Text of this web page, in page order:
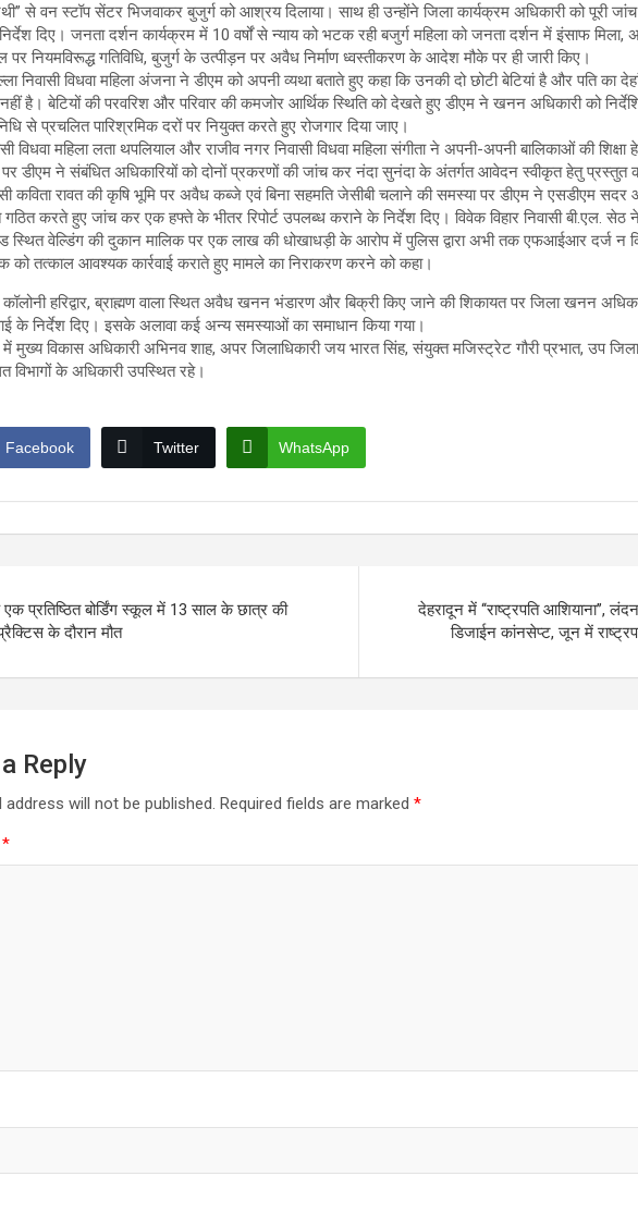
से वन स्टॉप सेंटर भिजवाकर बुजुर्ग को आश्रय दिलाया। साथ ही उन्होंने जिला कार्यक्रम अधिकारी को पूरी जांच
दिए। जनता दर्शन कार्यक्रम में 10 वर्षों से न्याय को भटक रही बजुर्ग महिला को जनता दर्शन में इंसाफ मिला,
नियमविरूद्ध गतिविधि, बुजुर्ग के उत्पीड़न पर अवैध निर्माण ध्वस्तीकरण के आदेश मौके पर ही जारी किए।
निवासी विधवा महिला अंजना ने डीएम को अपनी व्यथा बताते हुए कहा कि उनकी दो छोटी बेटियां है और पति का
है। बेटियों की परवरिश और परिवार की कमजोर आर्थिक स्थिति को देखते हुए डीएम ने खनन अधिकारी को
से प्रचलित पारिश्रमिक दरों पर नियुक्त करते हुए रोजगार दिया जाए।
विधवा महिला लता थपलियाल और राजीव नगर निवासी विधवा महिला संगीता ने अपनी-अपनी बालिकाओं की
डीएम ने संबंधित अधिकारियों को दोनों प्रकरणों की जांच कर नंदा सुनंदा के अंतर्गत आवेदन स्वीकृत हेतु प्रस्तुत
कविता रावत की कृषि भूमि पर अवैध कब्जे एवं बिना सहमति जेसीबी चलाने की समस्या पर डीएम ने एसडीएम
गठित करते हुए जांच कर एक हफ्ते के भीतर रिपोर्ट उपलब्ध कराने के निर्देश दिए। विवेक विहार निवासी बी.एल.
स्थित वेल्डिंग की दुकान मालिक पर एक लाख की धोखाधड़ी के आरोप में पुलिस द्वारा अभी तक एफआईआर दर्ज न
को तत्काल आवश्यक कार्रवाई कराते हुए मामले का निराकरण करने को कहा।
हरिद्वार, ब्राह्मण वाला स्थित अवैध खनन भंडारण और बिक्री किए जाने की शिकायत पर जिला खनन
के निर्देश दिए। इसके अलावा कई अन्य समस्याओं का समाधान किया गया।
मुख्य विकास अधिकारी अभिनव शाह, अपर जिलाधिकारी जय भारत सिंह, संयुक्त मजिस्ट्रेट गौरी प्रभात, उप
विभागों के अधिकारी उपस्थित रहे।
Facebook Twitter WhatsApp
प्रतिष्ठित बोर्डिंग स्कूल में 13 साल के छात्र की
के दौरान मौत
देहरादून में ‘‘राष्ट्रपति आशियाना’’,
डिजाईन कांनसेप्ट, जून में
Reply
address will not be published. Required fields are marked*
*